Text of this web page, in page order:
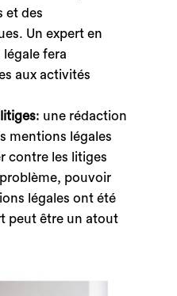
et des
Un expert en
fera
aux activités
: une rédaction
mentions légales
contre les litiges
pouvoir
légales ont été
peut être un atout